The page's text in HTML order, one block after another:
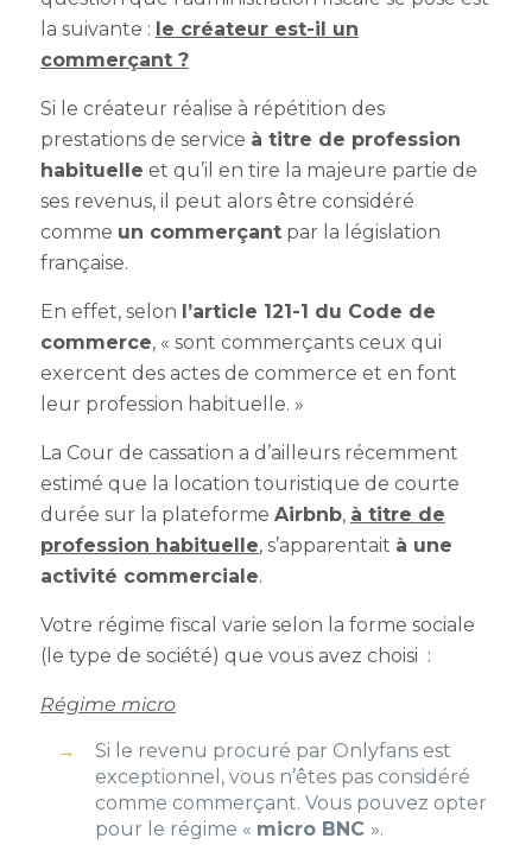
la suivante : le créateur est-il un
commerçant ?
Si le créateur réalise à répétition des
prestations de service à titre de profession
habituelle et qu’il en tire la majeure partie de
ses revenus, il peut alors être considéré
comme un commerçantpar la législation
française.
En effet, selon l’article 121-1 du Code de
commerce, « sont commerçants ceux qui
exercent des actes de commerce et en font
leur profession habituelle. »
La Cour de cassation a d’ailleurs récemment
estimé que la location touristique de courte
durée sur la plateforme Airbnb, à titre de
profession habituelle, s’apparentait à une
activité commerciale.
Votre régime fiscal varie selon la forme sociale
(le type de société) que vous avez choisi :
Régime micro
Si le revenu procuré par Onlyfans est
exceptionnel, vous n’êtes pas considéré
comme commerçant. Vous pouvez opter
pour le régime « micro BNC ».